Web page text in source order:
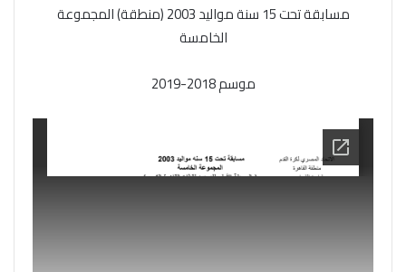
مسابقة تحت 15 سنة مواليد 2003 (منطقة) المجموعة
الخامسة
موسم 2018-2019